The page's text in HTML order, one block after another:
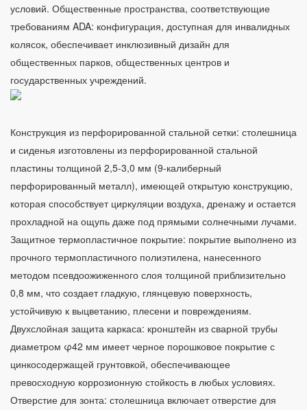
условий. Общественные пространства, соответствующие
требованиям ADA: конфигурация, доступная для инвалидных
колясок, обеспечивает инклюзивный дизайн для
общественных парков, общественных центров и
государственных учреждений.
Конструкция из перфорированной стальной сетки: столешница
и сиденья изготовлены из перфорированной стальной
пластины толщиной 2,5-3,0 мм (9-калиберный
перфорированный металл), имеющей открытую конструкцию,
которая способствует циркуляции воздуха, дренажу и остается
прохладной на ощупь даже под прямыми солнечными лучами.
Защитное термопластичное покрытие: покрытие выполнено из
прочного термопластичного полиэтилена, нанесенного
методом псевдоожиженного слоя толщиной приблизительно
0,8 мм, что создает гладкую, глянцевую поверхность,
устойчивую к выцветанию, плесени и повреждениям.
Двухслойная защита каркаса: кронштейн из сварной трубы
диаметром φ42 мм имеет черное порошковое покрытие с
цинкосодержащей грунтовкой, обеспечивающее
превосходную коррозионную стойкость в любых условиях.
Отверстие для зонта: столешница включает отверстие для